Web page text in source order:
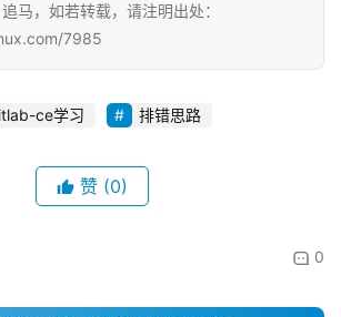
马，如若转载，请注明出处：
7985
ce学习 排错思路
赞 (0)
0